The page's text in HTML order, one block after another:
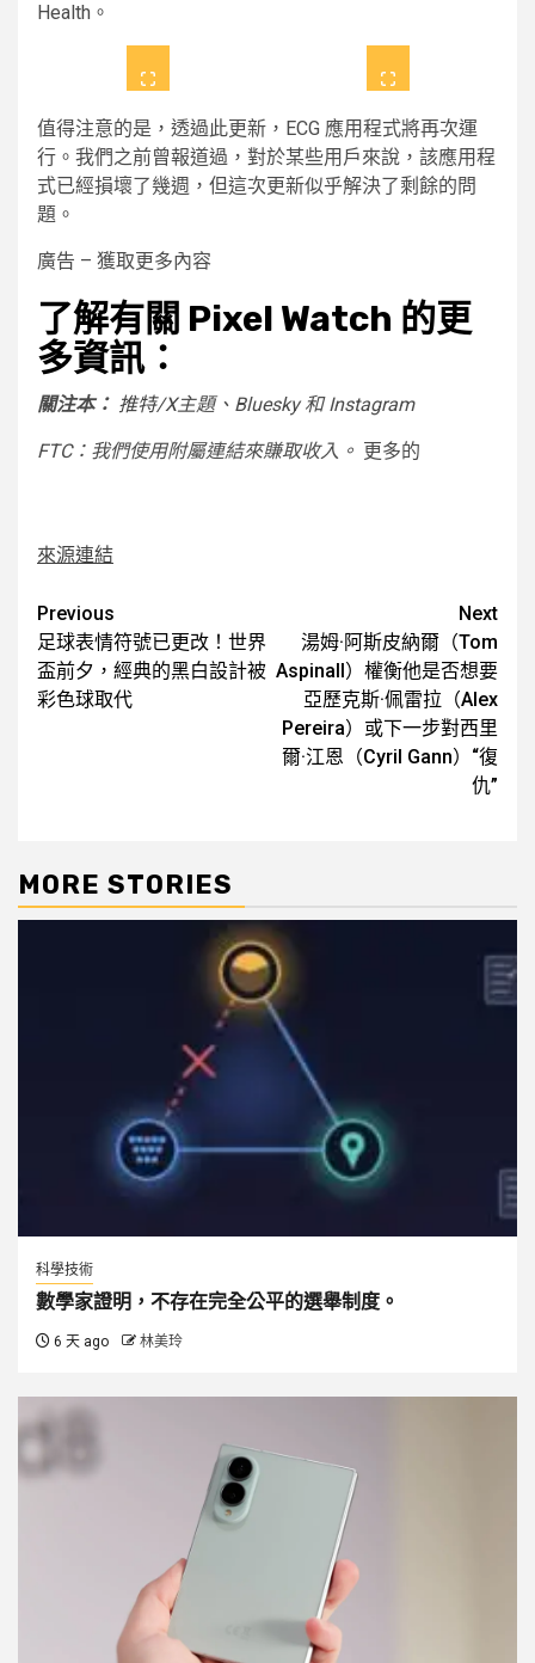
Health。
值得注意的是，透過此更新，ECG 應用程式將再次運
行。我們之前曾報道過，對於某些用戶來說，該應用程
式已經損壞了幾週，但這次更新似乎解決了剩餘的問
題。
廣告 – 獲取更多內容
了解有關 Pixel Watch 的更
多資訊：
關注本： 推特/X主題、Bluesky 和 ​​Instagram
FTC：我們使用附屬連結來賺取收入。 更多的
來源連結
Post
navigation
Previous
足球表情符號已更改！世界
盃前夕，經典的黑白設計被
彩色球取代
Next
湯姆·阿斯皮納爾（Tom
Aspinall）權衡他是否想要
亞歷克斯·佩雷拉（Alex
Pereira）或下一步對西里
爾·江恩（Cyril Gann）“復
仇”
MORE STORIES
科學技術
數學家證明，不存在完全公平的選舉制度。
6 天 ago 林美玲